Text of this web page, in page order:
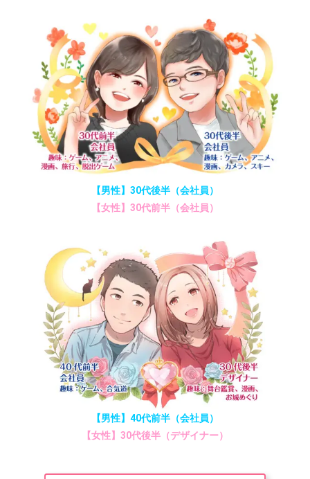
【男性】30代後半（会社員）
【女性】30代前半（会社員）
【男性】40代前半（会社員）
【女性】30代後半（デザイナー）